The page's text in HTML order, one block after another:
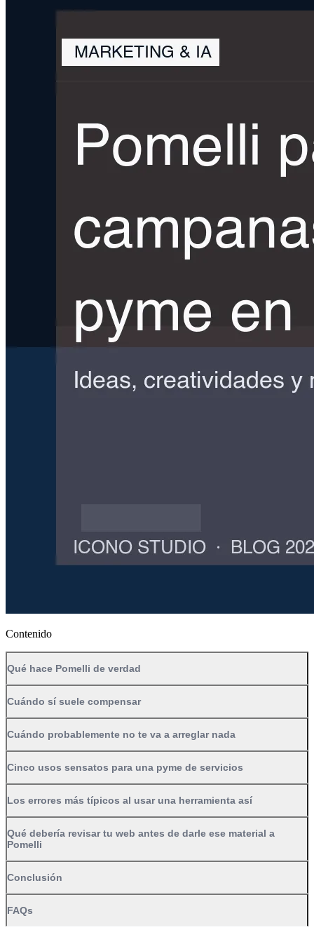
Contenido
Qué hace Pomelli de verdad
Cuándo sí suele compensar
Cuándo probablemente no te va a arreglar nada
Cinco usos sensatos para una pyme de servicios
Los errores más típicos al usar una herramienta así
Qué debería revisar tu web antes de darle ese material a
Pomelli
Conclusión
FAQs